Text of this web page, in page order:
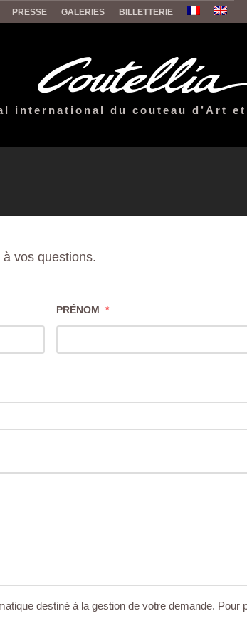
PRESSE GALERIES BILLETTERIE
international du couteau d’Art
vos questions.
PRÉNOM *
destiné à la gestion de votre demande. Pour